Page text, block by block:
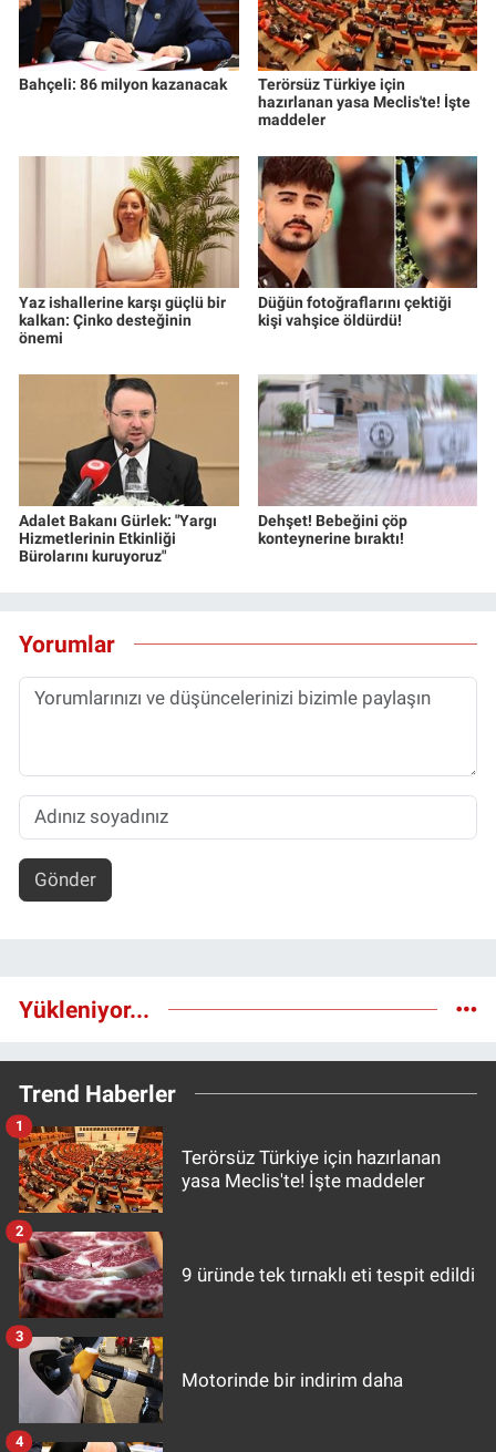
Bahçeli: 86 milyon kazanacak
Terörsüz Türkiye için
hazırlanan yasa Meclis'te! İşte
maddeler
Yaz ishallerine karşı güçlü bir
kalkan: Çinko desteğinin
önemi
Düğün fotoğraflarını çektiği
kişi vahşice öldürdü!
Adalet Bakanı Gürlek: "Yargı
Hizmetlerinin Etkinliği
Bürolarını kuruyoruz"
Dehşet! Bebeğini çöp
konteynerine bıraktı!
Yorumlar
Gönder
Yükleniyor...
Trend Haberler
Terörsüz Türkiye için hazırlanan
yasa Meclis'te! İşte maddeler
1
9 üründe tek tırnaklı eti tespit edildi
2
Motorinde bir indirim daha
3
4